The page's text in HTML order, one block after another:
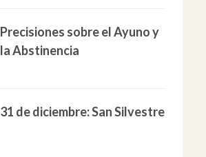
Precisiones sobre el Ayuno y
la Abstinencia
31 de diciembre: San Silvestre